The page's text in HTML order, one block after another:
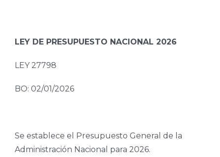
LEY DE PRESUPUESTO NACIONAL 2026
LEY 27798
BO: 02/01/2026
Se establece el Presupuesto General de la
Administración Nacional para 2026.